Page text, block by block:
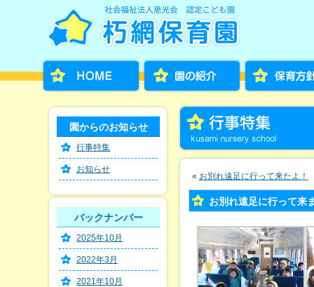
« お別れ遠足に行って来たよ！
お別れ遠足に行って来
園からのお知らせ
行事特集
お知らせ
バックナンバー
2025年10月
2022年3月
2021年10月